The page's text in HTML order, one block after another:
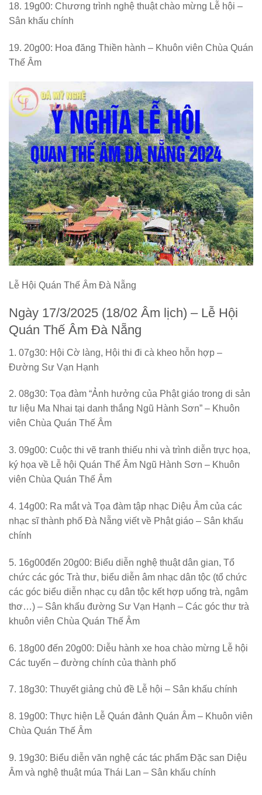
18. 19g00: Chương trình nghệ thuật chào mừng Lễ hội –
Sân khấu chính
19. 20g00: Hoa đăng Thiền hành – Khuôn viên Chùa Quán
Thế Âm
Lễ Hội Quán Thế Âm Đà Nẵng
Ngày 17/3/2025 (18/02 Âm lịch) – Lễ Hội
Quán Thế Âm Đà Nẵng
1. 07g30: Hội Cờ làng, Hội thi đi cà kheo hỗn hợp –
Đường Sư Vạn Hạnh
2. 08g30: Tọa đàm “Ảnh hưởng của Phật giáo trong di sản
tư liệu Ma Nhai tại danh thắng Ngũ Hành Sơn” – Khuôn
viên Chùa Quán Thế Âm
3. 09g00: Cuộc thi vẽ tranh thiếu nhi và trình diễn trực họa,
ký họa về Lễ hội Quán Thế Âm Ngũ Hành Sơn – Khuôn
viên Chùa Quán Thế Âm
4. 14g00: Ra mắt và Tọa đàm tập nhạc Diệu Âm của các
nhạc sĩ thành phố Đà Nẵng viết về Phật giáo – Sân khấu
chính
5. 16g00đến 20g00: Biểu diễn nghệ thuật dân gian, Tổ
chức các góc Trà thư, biểu diễn âm nhạc dân tộc (tổ chức
các góc biểu diễn nhạc cụ dân tộc kết hợp uống trà, ngâm
thơ…) – Sân khấu đường Sư Vạn Hạnh – Các góc thư trà
khuôn viên Chùa Quán Thế Âm
6. 18g00 đến 20g00: Diễu hành xe hoa chào mừng Lễ hội
Các tuyến – đường chính của thành phố
7. 18g30: Thuyết giảng chủ đề Lễ hội – Sân khấu chính
8. 19g00: Thực hiện Lễ Quán đảnh Quán Âm – Khuôn viên
Chùa Quán Thế Âm
9. 19g30: Biểu diễn văn nghệ các tác phẩm Đặc san Diệu
Âm và nghệ thuật múa Thái Lan – Sân khấu chính